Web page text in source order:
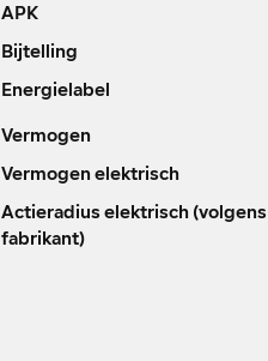
APK
Bijtelling
Energielabel
Vermogen
Vermogen elektrisch
Actieradius elektrisch (volgens
fabrikant)